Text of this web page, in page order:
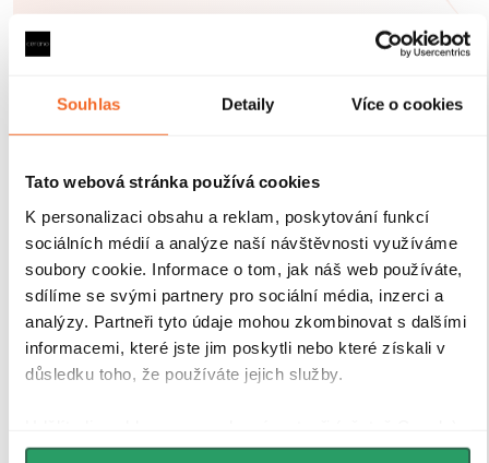
Souhlas Detaily Více o cookies
Tato webová stránka používá cookies
K personalizaci obsahu a reklam, poskytování funkcí
sociálních médií a analýze naší návštěvnosti využíváme
soubory cookie. Informace o tom, jak náš web používáte,
sdílíme se svými partnery pro sociální média, inzerci a
analýzy. Partneři tyto údaje mohou zkombinovat s dalšími
informacemi, které jste jim poskytli nebo které získali v
důsledku toho, že používáte jejich služby.
můžeme používat cookies pro analytiku a